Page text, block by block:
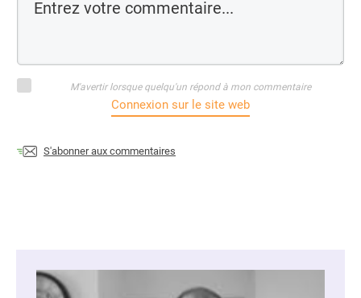
M'avertir lorsque quelqu'un répond à mon commentaire
Connexion sur le site web
S'abonner aux commentaires